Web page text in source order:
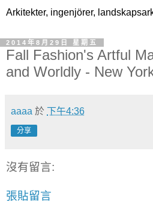
Arkitekter, ingenjörer,
2014年8月29日 星期五
Fall Fashion's Artful
and Worldly - New
aaaa 於 下午4:36
分享
沒有留言:
張貼留言